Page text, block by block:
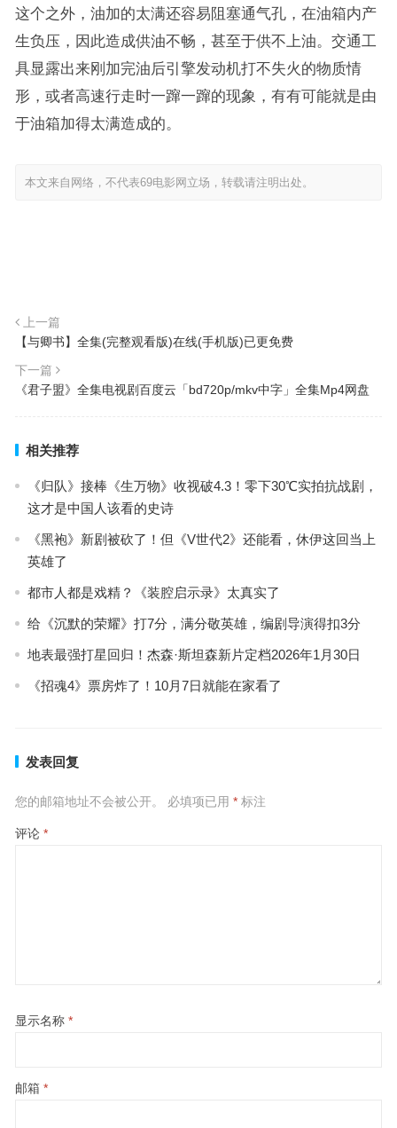
这个之外，油加的太满还容易阻塞通气孔，在油箱内产
生负压，因此造成供油不畅，甚至于供不上油。交通工
具显露出来刚加完油后引擎发动机打不失火的物质情
形，或者高速行走时一蹿一蹿的现象，有有可能就是由
于油箱加得太满造成的。
本文来自网络，不代表69电影网立场，转载请注明出处。
上一篇
【与卿书】全集(完整观看版)在线(手机版)已更免费
下一篇
《君子盟》全集电视剧百度云「bd720p/mkv中字」全集Mp4网盘
相关推荐
《归队》接棒《生万物》收视破4.3！零下30℃实拍抗战剧，
这才是中国人该看的史诗
《黑袍》新剧被砍了！但《V世代2》还能看，休伊这回当上
英雄了
都市人都是戏精？《装腔启示录》太真实了
给《沉默的荣耀》打7分，满分敬英雄，编剧导演得扣3分
地表最强打星回归！杰森·斯坦森新片定档2026年1月30日
《招魂4》票房炸了！10月7日就能在家看了
发表回复
您的邮箱地址不会被公开。 必填项已用 *标注
评论 *
显示名称 *
邮箱 *